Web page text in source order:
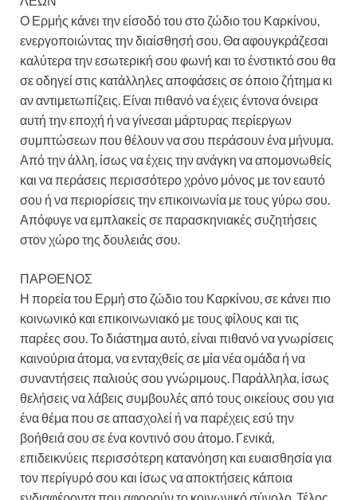
Ο Ερμής κάνει την είσοδό του στο ζώδιο του Καρκίνου,
ενεργοποιώντας την διαίσθησή σου. Θα αφουγκράζεσαι
καλύτερα την εσωτερική σου φωνή και το ένστικτό σου θα
σε οδηγεί στις κατάλληλες αποφάσεις σε όποιο ζήτημα κι
αν αντιμετωπίζεις. Είναι πιθανό να έχεις έντονα όνειρα
αυτή την εποχή ή να γίνεσαι μάρτυρας περίεργων
συμπτώσεων που θέλουν να σου περάσουν ένα μήνυμα.
Από την άλλη, ίσως να έχεις την ανάγκη να απομονωθείς
και να περάσεις περισσότερο χρόνο μόνος με τον εαυτό
σου ή να περιορίσεις την επικοινωνία με τους γύρω σου.
Απόφυγε να εμπλακείς σε παρασκηνιακές συζητήσεις
στον χώρο της δουλειάς σου.
ΠΑΡΘΕΝΟΣ
Η πορεία του Ερμή στο ζώδιο του Καρκίνου, σε κάνει πιο
κοινωνικό και επικοινωνιακό με τους φίλους και τις
παρέες σου. Το διάστημα αυτό, είναι πιθανό να γνωρίσεις
καινούρια άτομα, να ενταχθείς σε μία νέα ομάδα ή να
συναντήσεις παλιούς σου γνώριμους. Παράλληλα, ίσως
θελήσεις να λάβεις συμβουλές από τους οικείους σου για
ένα θέμα που σε απασχολεί ή να παρέχεις εσύ την
βοήθειά σου σε ένα κοντινό σου άτομο. Γενικά,
επιδεικνύεις περισσότερη κατανόηση και ευαισθησία για
τον περίγυρό σου και ίσως να αποκτήσεις κάποια
ενδιαφέροντα που αφορούν το κοινωνικό σύνολο. Τέλος,